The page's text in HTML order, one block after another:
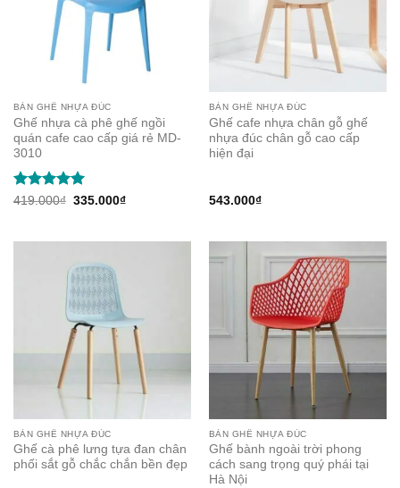
BÀN GHẾ NHỰA ĐÚC
Ghế nhựa cà phê ghế ngồi
quán cafe cao cấp giá rẻ MD-
3010
Rated5
419.000₫ Original
335.000₫Current
BÀN GHẾ NHỰA ĐÚC
Ghế cafe nhựa chân gỗ ghế
nhựa đúc chân gỗ cao cấp
hiện đại
543.000₫
BÀN GHẾ NHỰA ĐÚC
Ghế cà phê lưng tựa đan chân
phối sắt gỗ chắc chắn bền đẹp
BÀN GHẾ NHỰA ĐÚC
Ghế bành ngoài trời phong
cách sang trọng quý phái tại
Hà Nội